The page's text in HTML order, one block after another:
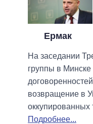
Ермак
На заседании
группы в Минске
возвращение в
оккупированных
Подробнее...